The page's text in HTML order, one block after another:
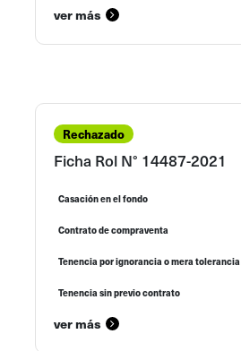
ver más
Rechazado
Ficha Rol N° 14487-2021
Casación en el fondo
Contrato de compraventa
Tenencia por ignorancia o mera tolerancia
Tenencia sin previo contrato
ver más